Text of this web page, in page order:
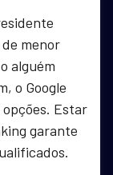
menor
alguém
o Google
Estar
garante